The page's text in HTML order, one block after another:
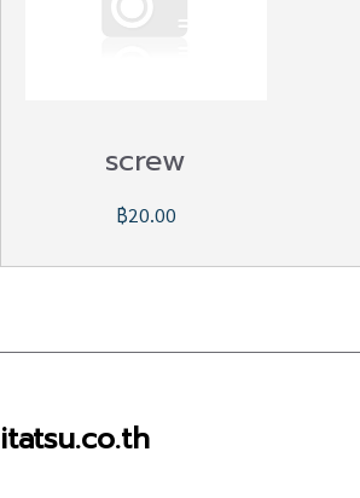
screw
฿20.00
itatsu.co.th